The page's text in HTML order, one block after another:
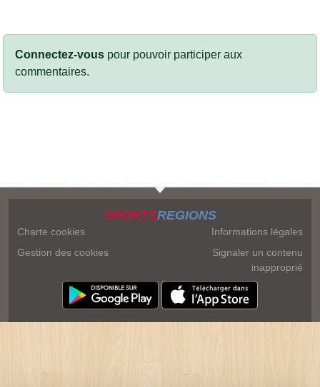
Connectez-vous pour pouvoir participer aux
commentaires.
SPORTSREGIONS
Charte cookies
Gestion des cookies
Informations légales
Signaler un contenu
inapproprié